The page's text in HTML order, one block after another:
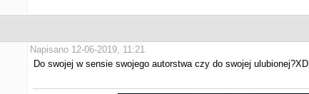
Napisano 12-06-2019, 11:21
Do swojej w sensie swojego autorstwa czy do swojej ulubionej?XD